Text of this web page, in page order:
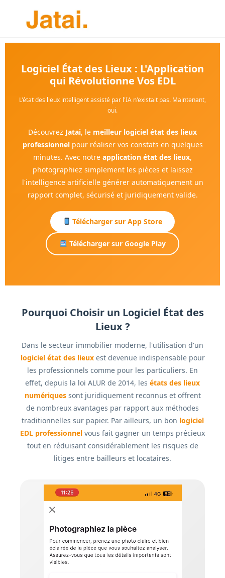
Logiciel État des Lieux : L'Application
qui Révolutionne Vos EDL
L'état des lieux intelligent assisté par l'IA n'existait pas. Maintenant,
oui.
Découvrez Jatai, le meilleur logiciel état des lieux
professionnelpour réaliser vos constats en quelques
minutes. Avec notre application état des lieux,
photographiez simplement les pièces et laissez
l'intelligence artificielle générer automatiquement un
rapport complet, sécurisé et juridiquement valide.
Télécharger sur App Store
Télécharger sur Google Play
Pourquoi Choisir un Logiciel État des
Lieux ?
Dans le secteur immobilier moderne, l'utilisation d'un
logiciel état des lieuxest devenue indispensable pour
les professionnels comme pour les particuliers. En
effet, depuis la loi ALUR de 2014, les états des lieux
numériquessont juridiquement reconnus et offrent
de nombreux avantages par rapport aux méthodes
traditionnelles sur papier. Par ailleurs, un bon logiciel
EDL professionnel vous fait gagner un temps précieux
tout en réduisant considérablement les risques de
litiges entre bailleurs et locataires.